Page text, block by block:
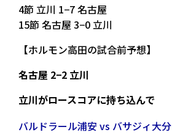
4節 立川 1−7 名古屋
15節 名古屋 3−0 立川
【ホルモン高田の試合前予想】
名古屋 2−2 立川
立川がロースコアに持ち込んで
バルドラール浦安 vs バサジィ大分